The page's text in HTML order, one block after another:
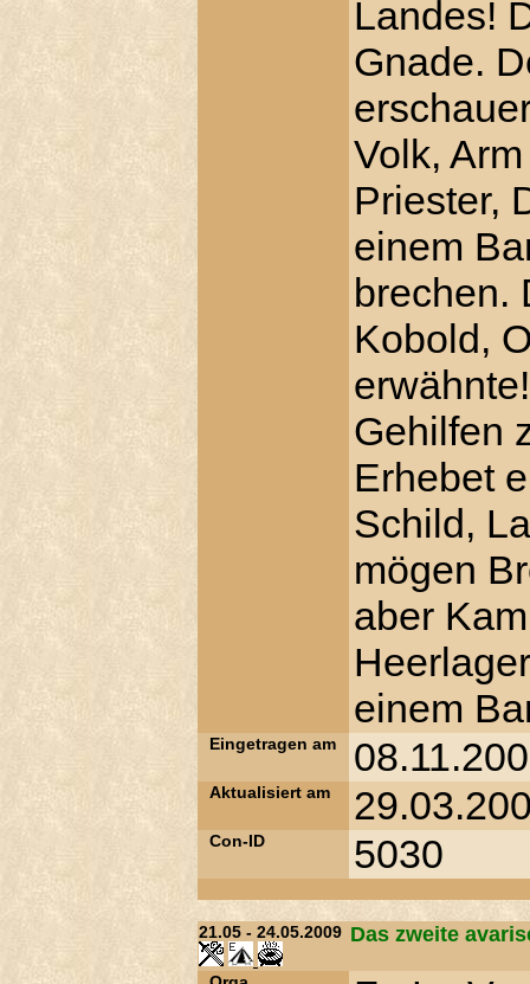
Landes!
Gnade.
Volk,
Priester,
einem
brechen.
Kobold,
Gehilfen
Erhebet
Schild,
mögen
aber
einem
Eingetragen am
Aktualisiert am
Con-ID 5030
21.05 - 24.05.2009 Das zweite